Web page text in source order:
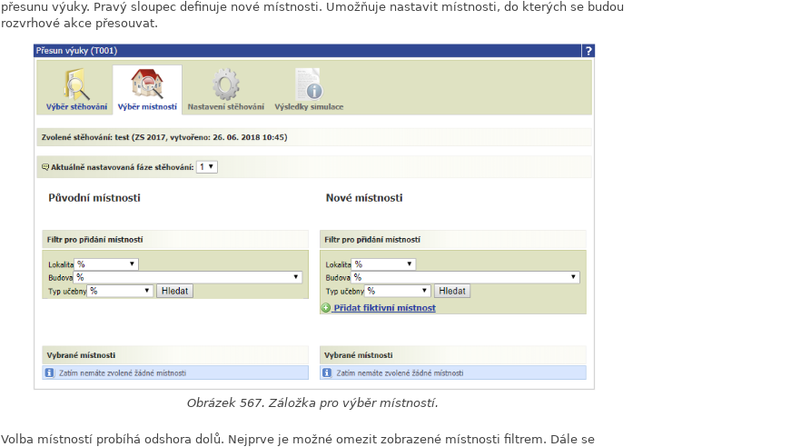
přesunu výuky. Pravý sloupec definuje nové místnosti. Umožňuje nastavit místnosti, do kterých se budou
rozvrhové akce přesouvat.
Obrázek 567. Záložka pro výběr místností.
Volba místností probíhá odshora dolů. Nejprve je možné omezit zobrazené místnosti filtrem. Dále se